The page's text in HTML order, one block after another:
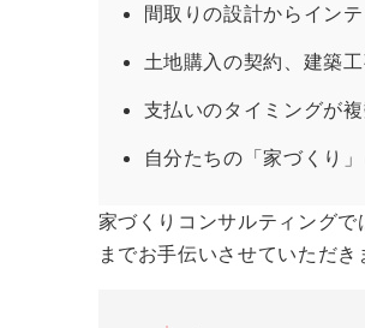
間取りの設計からイン
土地購入の契約、建築
支払いのタイミングが
自分たちの「家づくり
家づくりコンサルティングで
までお手伝いさせていただき